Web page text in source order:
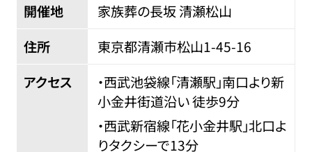
開催地
家族葬の長坂 清瀬松山
住所
東京都清瀬市松山1-45-16
アクセス
・西武池袋線「清瀬駅」南口より新
小金井街道沿い 徒歩9分
・西武新宿線「花小金井駅」北口よ
りタクシーで13分